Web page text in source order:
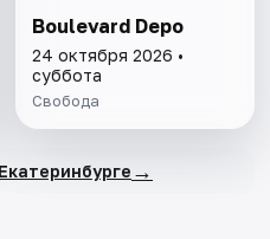
Boulevard Depo
24 октября 2026 •
суббота
Свобода
→